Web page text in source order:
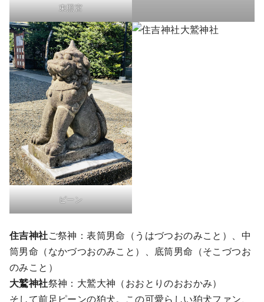
東照宮
ピーン
住吉神社ご祭神：表筒男命（うはづつおのみこと）、中
筒男命（なかづつおのみこと）、底筒男命（そこづつお
のみこと）
大鷲神社祭神：大鷲大神（おおとりのおおかみ）
そして前足ピーンの狛犬。この可愛らしい狛犬ファン、